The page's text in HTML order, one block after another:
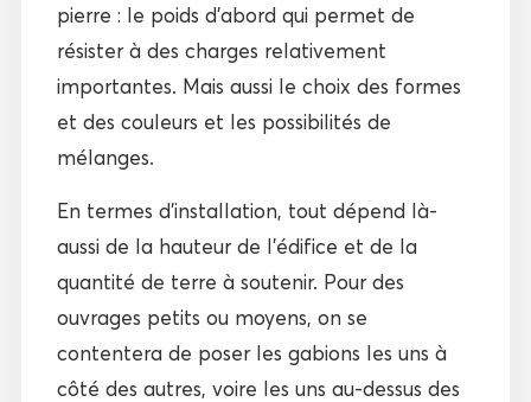
pierre : le poids d’abord qui permet de
résister à des charges relativement
importantes. Mais aussi le choix des formes
et des couleurs et les possibilités de
mélanges.
En termes d’installation, tout dépend là-
aussi de la hauteur de l’édifice et de la
quantité de terre à soutenir. Pour des
ouvrages petits ou moyens, on se
contentera de poser les gabions les uns à
côté des autres, voire les uns au-dessus des